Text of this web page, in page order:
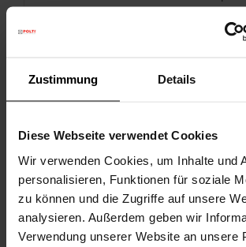
Zustimmung Details
Diese Webseite verwendet Cookies
Wir verwenden Cookies, um Inhalte und
personalisieren, Funktionen für soziale
zu können und die Zugriffe auf unsere
analysieren. Außerdem geben wir
Verwendung unserer Website an unsere